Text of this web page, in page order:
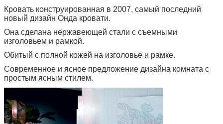
Кровать конструированная в 2007, самый последний
новый дизайн Онда кровати.
Она сделана нержавеющей стали с съемными
изголовьем и рамкой.
Обитый с полной кожей на изголовье и рамке.
Современное и ясное предложение дизайна комната с
простым ясным стилем.